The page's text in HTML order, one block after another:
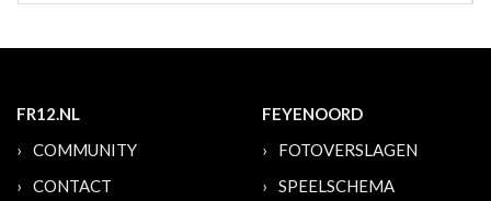
FR12.NL
COMMUNITY
CONTACT
FEYENOORD
FOTOVERSLAGEN
SPEELSCHEMA